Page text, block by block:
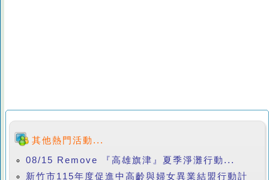
其他熱門活動...
08/15 Remove 『高雄旗津』夏季淨灘行動...
新竹市115年度促進中高齡與婦女異業結盟行動計